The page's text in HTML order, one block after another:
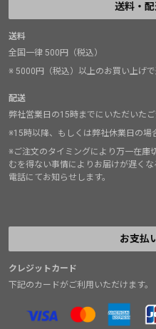
送料・
送料
全国一律 500円（税込）
※ 5000円（税込）以上のお買い上げで
配送
弊社営業日の15時までにいただいた
※15時以降、もしくは弊社休業日の場
※ご注文のタイミングにより万一在庫
むを得ない事情によりお届けが遅く
電話にてお知らせします。
お支払
クレジットカード
下記のカードがご利用いただけます。